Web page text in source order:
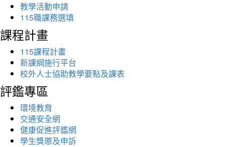
教學活動申請
115職課務選填
課程計畫
115課程計畫
新課綱施行平台
校外人士協助教學要點及課表
評鑑專區
環境教育
交通安全網
健康促進評鑑網
學生獎懲及申訴